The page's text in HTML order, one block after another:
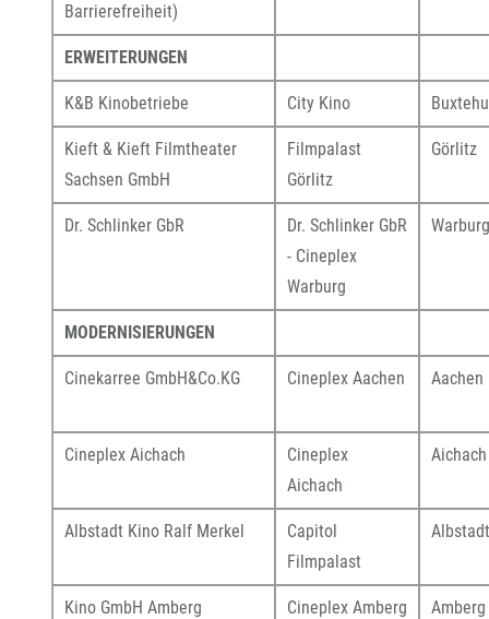
Barrierefreiheit)
ERWEITERUNGEN
K&B Kinobetriebe City Kino
Kieft & Kieft Filmtheater
Sachsen GmbH
Filmpalast
Görlitz
Görlitz
Dr. Schlinker GbR
Dr. Schlinker GbR
- Cineplex
Warburg
Warburg
MODERNISIERUNGEN
Cinekarree GmbH&Co.KG Cineplex Aachen Aachen
Cineplex Aichach
Cineplex
Aichach
Aichach
Albstadt Kino Ralf Merkel
Capitol
Filmpalast
Albstadt
Kino GmbH Amberg Cineplex Amberg Amberg